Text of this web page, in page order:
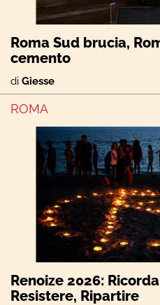
Roma Sud brucia,
cemento
di Giesse
ROMA
Renoize 2026:
Resistere, Ripartire